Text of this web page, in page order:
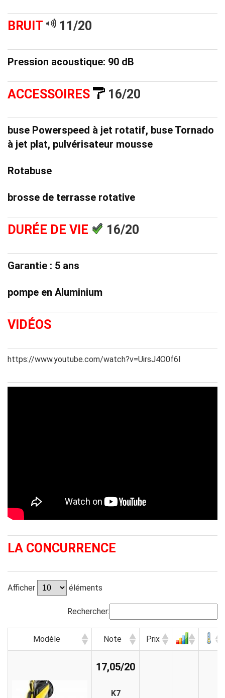
BRUIT 11/20
Pression acoustique: 90 dB
ACCESSOIRES 16/20
buse Powerspeed à jet rotatif, buse Tornado
à jet plat, pulvérisateur mousse
Rotabuse
brosse de terrasse rotative
DURÉE DE VIE 16/20
Garantie : 5 ans
pompe en Aluminium
VIDÉOS
https://www.youtube.com/watch?v=UirsJ4O0f6I
LA CONCURRENCE
Afficher éléments
Rechercher:
Modèle Note Prix
17,05/20
K7